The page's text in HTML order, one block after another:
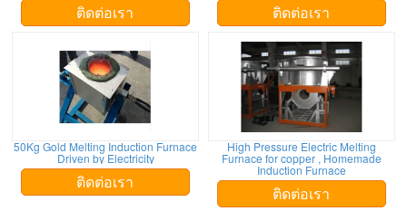
ติดต่อเรา
ติดต่อเรา
50Kg Gold Melting Induction Furnace
Driven by Electricity
ติดต่อเรา
High Pressure Electric Melting
Furnace for copper , Homemade
Induction Furnace
ติดต่อเรา